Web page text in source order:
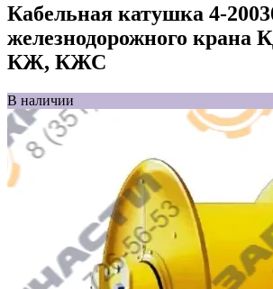
Кабельная катушка 4-
железнодорожного
КЖ, КЖС
В наличии